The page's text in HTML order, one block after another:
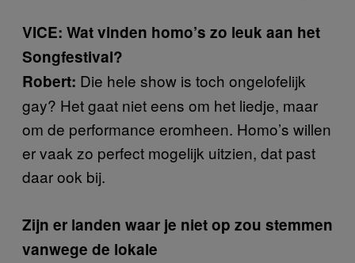
VICE: Wat vinden homo’s zo leuk aan het
Songfestival?
Robert: Die hele show is toch ongelofelijk
gay? Het gaat niet eens om het liedje, maar
om de performance eromheen. Homo’s willen
er vaak zo perfect mogelijk uitzien, dat past
daar ook bij.
Zijn er landen waar je niet op zou stemmen
vanwege de lokale